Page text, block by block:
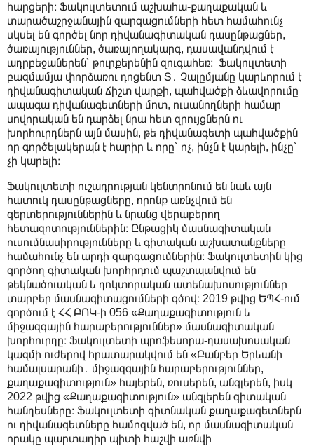
հարցերի։ Ֆակուլտետում աշխահա-քաղաքական և
տարածաշրջանային զարգացումների հետ համահունչ
սկսել են գործել նոր դիվանագիտական դասընթացներ,
ծառայություններ, ծառայողակարգ, դասավանդվում է
ադրբեջաներեն՝ թուրքերենին զուգահեռ։ Ֆակուլտետի
բազմամյա փորձառու դոցենտ Տ․ Չալըմյանը կարևորում է
դիվանագիտական ճիշտ վարքի, պահվածքի ձևավորումը
ապագա դիվանագետների մոտ, ուսանողների համար
սովորական են դարձել նրա հետ զրույցներն ու
խորհուրդներն այն մասին, թե դիվանագետի պահվածքին
որ գործելակերպն է հարիր և որը՝ ոչ, ինչն է կարելի, ինչը՝
չի կարելի։
Ֆակուլտետի ուշադրության կենտրոնում են նաև այն
հատուկ դասընթացները, որոնք առնչվում են
գերտերություններին և նրանց վերաբերող
հետազոտություններին։ Ընթացիկ մասնագիտական
ուսումնասիրությունները և գիտական աշխատանքները
համահունչ են արդի զարգացումներին։ Ֆակուլտետին կից
գործող գիտական խորհրդում պաշտպանվում են
թեկնածուական և դոկտորական ատենախոսություններ
տարբեր մասնագիտացումների գծով։ 2019 թվից ԵՊՀ-ում
գործում է ՀՀ ԲՈԿ-ի 056 «Քաղաքագիտություն և
միջազգային հարաբերություններ» մասնագիտական
խորհուրդը։ Ֆակուլտետի պրոֆեսորա-դասախոսական
կազմի ուժերով հրատարակվում են «Բանբեր Երևանի
համալսարանի․ միջազգային հարաբերություններ,
քաղաքագիտություն» հայերեն, ռուսերեն, անգլերեն, իսկ
2022 թվից «Քաղաքագիտություն» անգլերեն գիտական
հանդեսները։ Ֆակուլտետի գիտնական քաղաքագետներն
ու դիվանագետները համոզված են, որ մասնագիտական
որակը պարտադիր պիտի հաշվի առնվի